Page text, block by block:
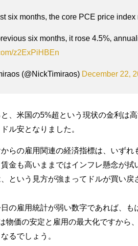
six months, the core PCE price
six months, it rose 4.5%,
z2ExPiHBEn
(@NickTimiraos) December 22,
、米国の5%超という現状の金利は
ル安となりました。
らの雇用関連の経済指標は、いず
金も高いままではインフレ懸念が
という見方が強まってドルが買い戻
の雇用統計が弱い数字であれば、も
物価の安定と雇用の最大化ですから
るでしょう。